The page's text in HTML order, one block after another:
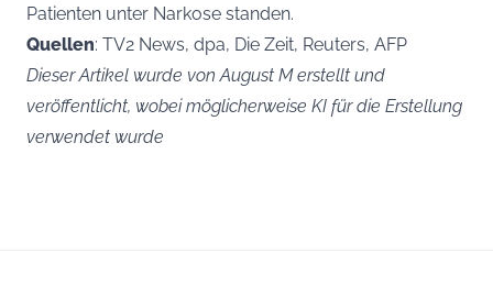
Patienten unter Narkose standen.
Quellen: TV2 News, dpa, Die Zeit, Reuters, AFP
Dieser Artikel wurde von August M erstellt und
veröffentlicht, wobei möglicherweise KI für die Erstellung
verwendet wurde